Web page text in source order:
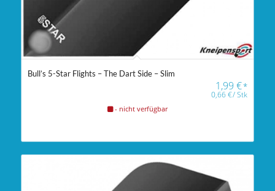
Bull’s 5-Star Flights – The Dart Side – Slim
1,99€*
0,66€/Stk
- nicht verfügbar